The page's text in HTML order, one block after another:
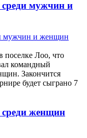
мужчин и
поселке Лоо, что
командный
Закончится
будет сыграно 7
женщин